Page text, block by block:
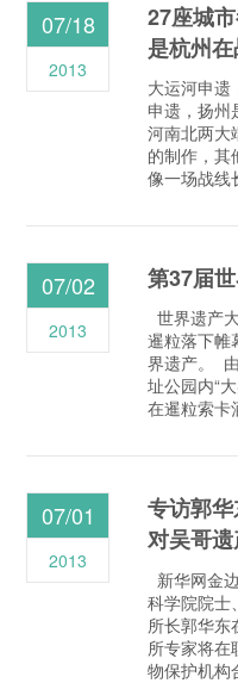
27座城
是杭州
大运河申遗
申遗，扬州
河南北两大
的制作，
像一场战线
07/18
2013
第37届
世界遗产
暹粒落下帷
界遗产。
址公园内“
在暹粒索
07/02
2013
专访郭
对吴哥
新华网金
科学院院士
所长郭华东
所专家将在
物保护机构
07/01
2013